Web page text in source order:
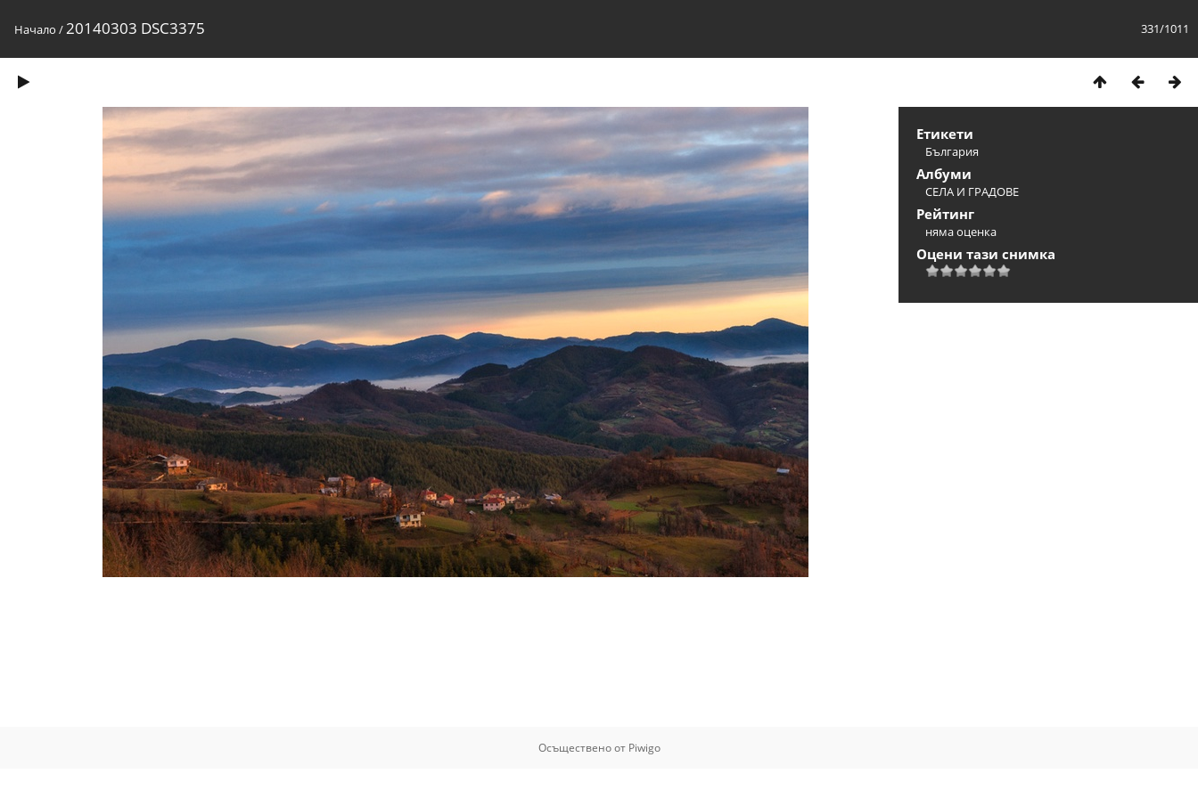
331/1011
Начало /20140303 DSC3375
Етикети
България
Албуми
СЕЛА И ГРАДОВЕ
Рейтинг
няма оценка
Оцени тази снимка
Осъществено от Piwigo